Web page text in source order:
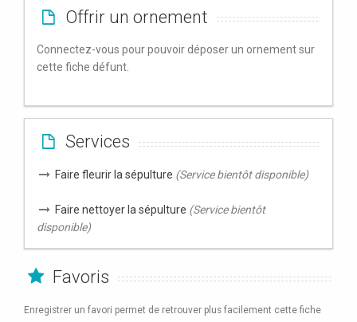
Offrir un ornement
Connectez-vous pour pouvoir déposer un ornement sur
cette fiche défunt.
Services
Faire fleurir la sépulture (Service bientôt disponible)
Faire nettoyer la sépulture (Service bientôt
disponible)
Favoris
Enregistrer un favori permet de retrouver plus facilement cette fiche